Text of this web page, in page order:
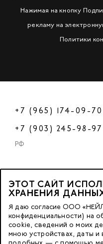
Нажимая на кнопку
рекламу на
Политики
+7 (965) 174-09-70
+7 (903) 245-98-97
РФ
2023 © OOO «Нейл
Все права защищены.
Москва, м. Калужская,
ул. Бутлерова д. 17
ЭТОТ САЙТ
ХРАНЕНИЯ
Я даю согласие ООО
конфиденциальности) на
cookie, сведений о моих
мною устройствах, даты и